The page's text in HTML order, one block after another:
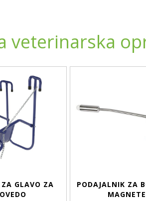
veterinarska
GLAVO ZA
PODAJALNIK ZA
MAGNETE